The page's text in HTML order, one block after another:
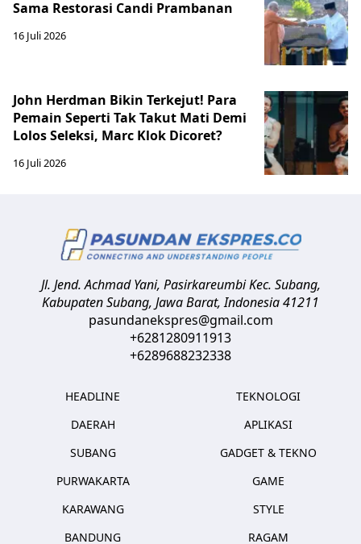
Sama Restorasi Candi Prambanan
16 Juli 2026
John Herdman Bikin Terkejut! Para
Pemain Seperti Tak Takut Mati Demi
Lolos Seleksi, Marc Klok Dicoret?
16 Juli 2026
Jl. Jend. Achmad Yani, Pasirkareumbi Kec. Subang,
Kabupaten Subang, Jawa Barat,Indonesia41211
pasundanekspres@gmail.com
+6281280911913
+6289688232338
HEADLINE
DAERAH
SUBANG
PURWAKARTA
KARAWANG
BANDUNG
TEKNOLOGI
APLIKASI
GADGET & TEKNO
GAME
STYLE
RAGAM